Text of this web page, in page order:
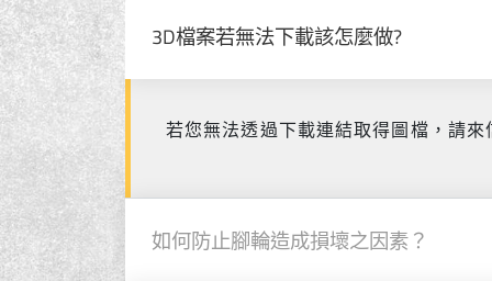
3D檔案若無法下載該怎麼做?
若您無法透過下載連結取得圖檔，請
如何防止腳輪造成損壞之因素？